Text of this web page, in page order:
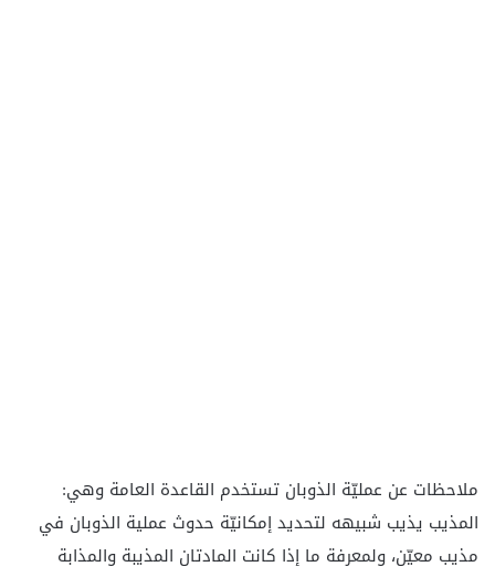
ملاحظات عن عمليّة الذوبان تستخدم القاعدة العامة وهي:
المذيب يذيب شبيهه لتحديد إمكانيّة حدوث عملية الذوبان في
مذيب معيّن، ولمعرفة ما إذا كانت المادتان المذيبة والمذابة